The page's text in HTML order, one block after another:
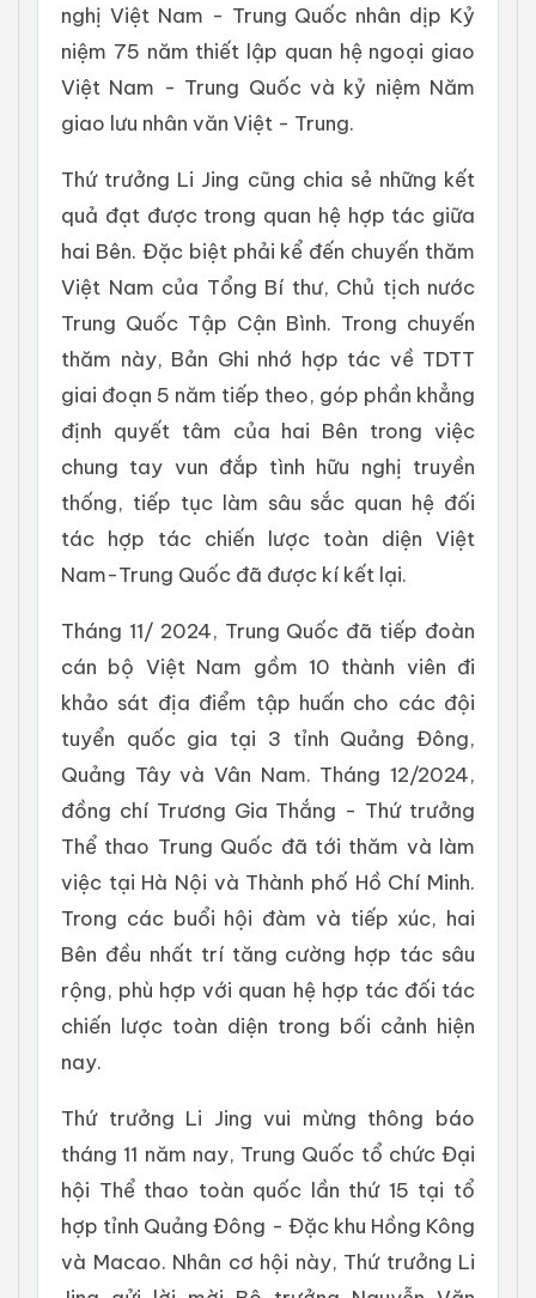
nghị Việt Nam - Trung Quốc nhân dịp Kỷ
niệm 75 năm thiết lập quan hệ ngoại giao
Việt Nam - Trung Quốc và kỷ niệm Năm
giao lưu nhân văn Việt - Trung.
Thứ trưởng Li Jing cũng chia sẻ những kết
quả đạt được trong quan hệ hợp tác giữa
hai Bên. Đặc biệt phải kể đến chuyến thăm
Việt Nam của Tổng Bí thư, Chủ tịch nước
Trung Quốc Tập Cận Bình. Trong chuyến
thăm này, Bản Ghi nhớ hợp tác về TDTT
giai đoạn 5 năm tiếp theo, góp phần khẳng
định quyết tâm của hai Bên trong việc
chung tay vun đắp tình hữu nghị truyền
thống, tiếp tục làm sâu sắc quan hệ đối
tác hợp tác chiến lược toàn diện Việt
Nam-Trung Quốc đã được kí kết lại.
Tháng 11/ 2024, Trung Quốc đã tiếp đoàn
cán bộ Việt Nam gồm 10 thành viên đi
khảo sát địa điểm tập huấn cho các đội
tuyển quốc gia tại 3 tỉnh Quảng Đông,
Quảng Tây và Vân Nam. Tháng 12/2024,
đồng chí Trương Gia Thắng - Thứ trưởng
Thể thao Trung Quốc đã tới thăm và làm
việc tại Hà Nội và Thành phố Hồ Chí Minh.
Trong các buổi hội đàm và tiếp xúc, hai
Bên đều nhất trí tăng cường hợp tác sâu
rộng, phù hợp với quan hệ hợp tác đối tác
chiến lược toàn diện trong bối cảnh hiện
nay.
Thứ trưởng Li Jing vui mừng thông báo
tháng 11 năm nay, Trung Quốc tổ chức Đại
hội Thể thao toàn quốc lần thứ 15 tại tổ
hợp tỉnh Quảng Đông - Đặc khu Hồng Kông
và Macao. Nhân cơ hội này, Thứ trưởng Li